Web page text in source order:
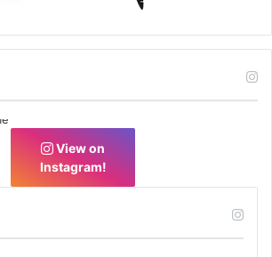
View on
Instagram!